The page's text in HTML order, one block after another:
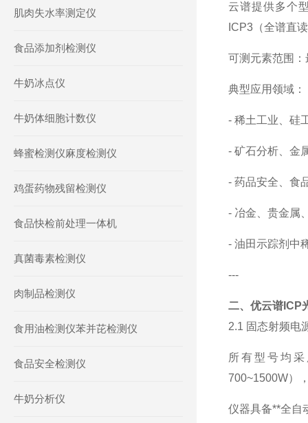
云谱提供多个
ICP3（全谱直
可测元素范围：
典型应用领域：
- 稀土工业、硅
- 矿石分析、金
- 药品安全、食
- 冶金、贵金属
- 油田示踪剂中
---
二、优云谱ICP
2.1 固态射频电
所有型号均
700~1500W）
仪器具备**全自
肌肉失水率测定仪
食品添加剂检测仪
牛奶冰点仪
牛奶体细胞计数仪
蜂蜜检测仪麻度检测仪
鸡蛋药物残留检测仪
食品快检前处理一体机
真菌毒素检测仪
肉制品检测仪
食用油检测仪苯并芘检测仪
食品安全检测仪
牛奶分析仪